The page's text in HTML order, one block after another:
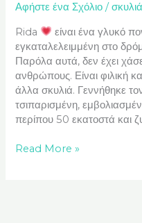
Αφήστε ένα Σχόλιο /σκυλιά
Rida
είναι ένα γλυκό
εγκαταλελειμμένη στο
Παρόλα αυτά, δεν έχει
ανθρώπους. Είναι φιλική
άλλα σκυλιά. Γεννήθηκε
τσιπαρισμένη,
περίπου 50 εκατοστά και
Read More »